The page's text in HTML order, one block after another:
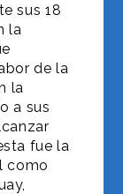
sus 18
la
de la
la
a sus
fue la
como